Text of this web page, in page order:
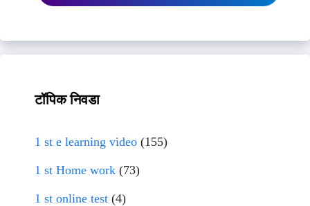
टॉपिक निवडा
1 st e learning video (155)
1 st Home work (73)
1 st online test (4)